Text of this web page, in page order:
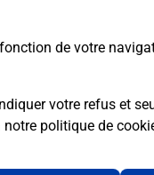
de votre
votre refus et
notre politique de